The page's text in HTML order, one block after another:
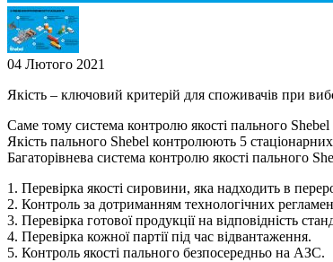
04 Лютого 2021
Якість – ключовий критерій для споживачів при
Саме тому система контролю якості пального
Якість пального Shebel контролюють 5
Багаторівнева система контролю якості пального
1. Перевірка якості сировини, яка надходить в
2. Контроль за дотриманням технологічних
3. Перевірка готової продукції на відповідність
4. Перевірка кожної партії під час відвантаження.
5. Контроль якості пального безпосередньо на АЗС.